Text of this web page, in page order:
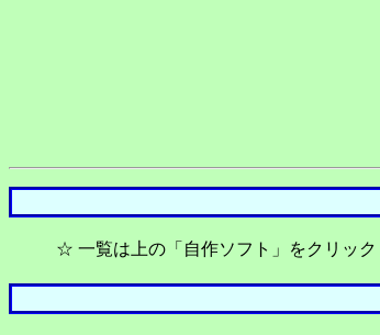
☆ 一覧は上の「自作ソフト」をクリック